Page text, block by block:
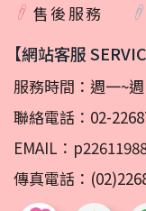
售後服務
【網站客服
服務時間：週一~
聯絡電話： 02-
EMAIL：
傳真電話：